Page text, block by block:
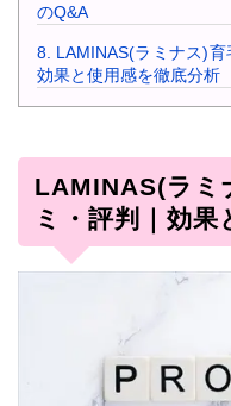
のQ&A
8. LAMINAS(ラミナス)
効果と使用感を徹底分析
LAMINAS(ラミ
ミ・評判｜効